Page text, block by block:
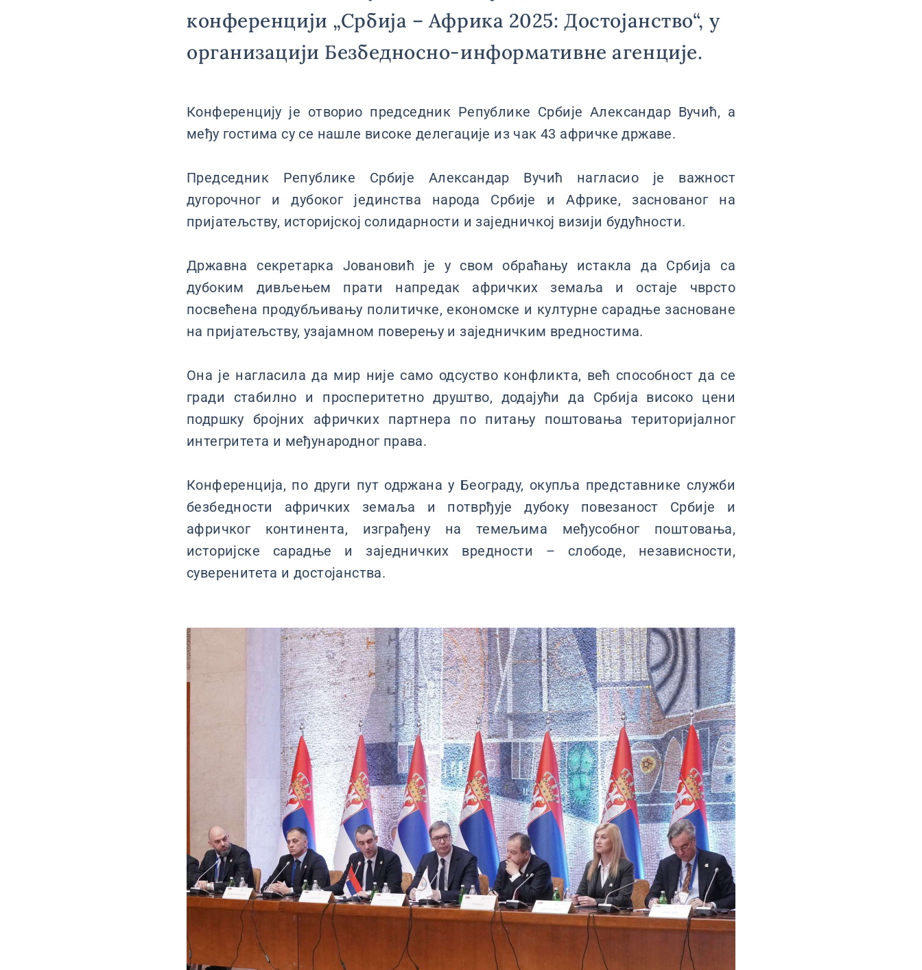
конференцији „Србија – Африка 2025: Достојанство“, у
организацији Безбедносно-информативне агенције.
Конференцију је отворио председник Републике Србије Александар Вучић, а
међу гостима су се нашле високе делегације из чак 43 афричке државе.
Председник Републике Србије Александар Вучић нагласио је важност
дугорочног и дубоког јединства народа Србије и Африке, заснованог на
пријатељству, историјској солидарности и заједничкој визији будућности.
Државна секретарка Јовановић је у свом обраћању истакла да Србија са
дубоким дивљењем прати напредак афричких земаља и остаје чврсто
посвећена продубљивању политичке, економске и културне сарадње засноване
на пријатељству, узајамном поверењу и заједничким вредностима.
Она је нагласила да мир није само одсуство конфликта, већ способност да се
гради стабилно и просперитетно друштво, додајући да Србија високо цени
подршку бројних афричких партнера по питању поштовања територијалног
интегритета и међународног права.
Конференција, по други пут одржана у Београду, окупља представнике служби
безбедности афричких земаља и потврђује дубоку повезаност Србије и
афричког континента, изграђену на темељима међусобног поштовања,
историјске сарадње и заједничких вредности – слободе, независности,
суверенитета и достојанства.